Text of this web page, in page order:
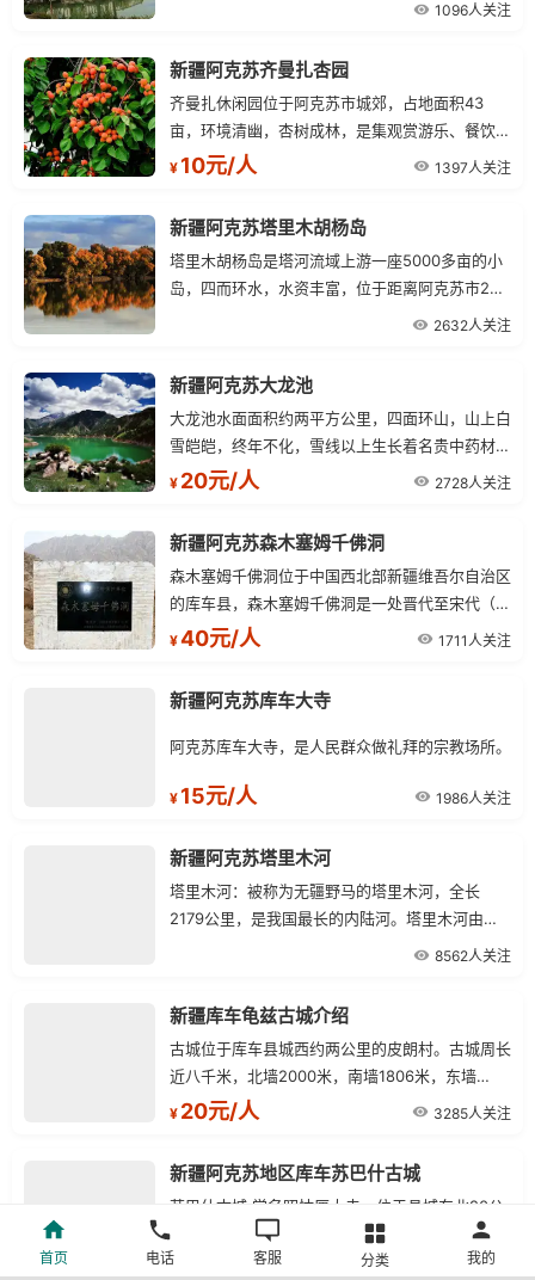
1096人关注
新疆阿克苏齐曼扎杏园
齐曼扎休闲园位于阿克苏市城郊，占地面积43
亩，环境清幽，杏树成林，是集观赏游乐、餐饮为
一体的农家乐生态旅游景区。
¥ 10元/人 1397人关注
新疆阿克苏塔里木胡杨岛
塔里木胡杨岛是塔河流域上游一座5000多亩的小
岛，四而环水，水资丰富，位于距离阿克苏市20
2632人关注
新疆阿克苏大龙池
大龙池水面面积约两平方公里，四面环山，山上白
雪皑皑，终年不化，雪线以上生长着名贵中药材--
-雪莲。
¥ 20元/人 2728人关注
新疆阿克苏森木塞姆千佛洞
森木塞姆千佛洞位于中国西北部新疆维吾尔自治区
的库车县，森木塞姆千佛洞是一处晋代至宋代（公
元3～13世纪）的佛教石窟群遗址。
¥40元/人 1711人关注
新疆阿克苏库车大寺
阿克苏库车大寺，是人民群众做礼拜的宗教场所。
¥ 15元/人 1986人关注
新疆阿克苏塔里木河
塔里木河：被称为无疆野马的塔里木河，全长
2179公里，是我国最长的内陆河。塔里木河由发
源于天山的阿克苏河、发源于喀喇昆仑山的叶尔羌
8562人关注
新疆库车龟兹古城介绍
古城位于库车县城西约两公里的皮朗村。古城周长
近八千米，北墙2000米，南墙1806米，东墙
1646米，西墙约2200米。除东、南、北三面城墙
¥ 20元/人 3285人关注
新疆阿克苏地区库车苏巴什古城
苏巴什古城 学名昭怙厘大寺，位于县城东北20公
里处的库车河两岸。佛寺建于魏晋时期，中国古代
三大佛经翻译家之一的龟兹高僧鸠摩罗什曾在此讲
25元/人 3626人关注
首页 电话 客服 分类 我的